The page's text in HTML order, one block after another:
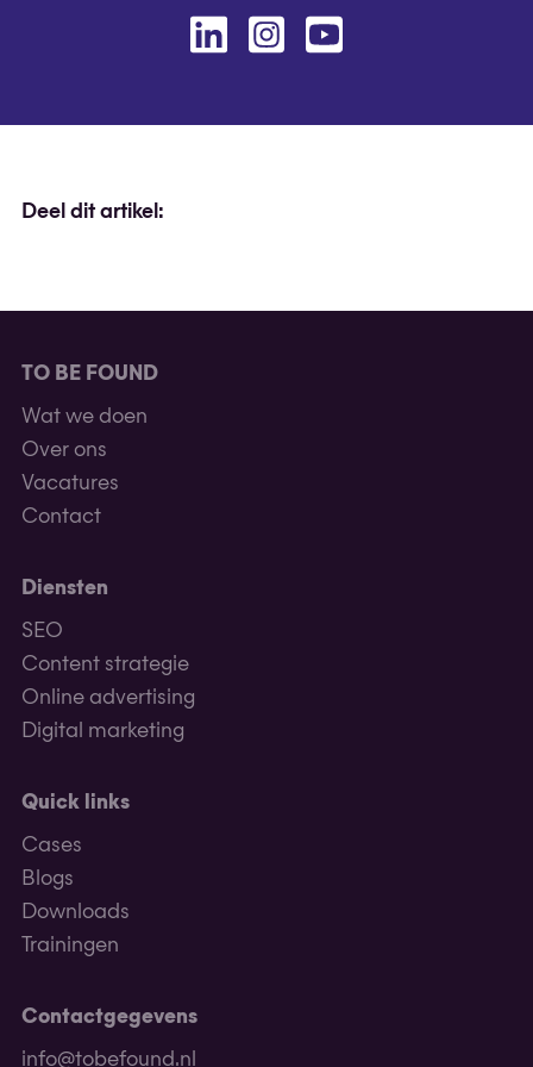
LinkedinInstagramYoutube
Deel dit artikel:
TO BE FOUND
Wat we doen
Over ons
Vacatures
Contact
Diensten
SEO
Content strategie
Online advertising
Digital marketing
Quick links
Cases
Blogs
Downloads
Trainingen
Contactgegevens
info@tobefound.nl